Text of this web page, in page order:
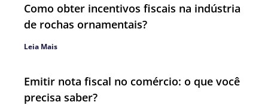
Como obter incentivos fiscais na indústria
de rochas ornamentais?
Leia Mais
Emitir nota fiscal no comércio: o que você
precisa saber?